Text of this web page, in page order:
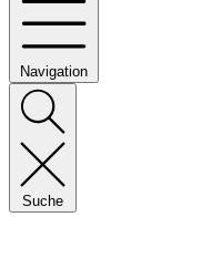
Navigation
Suche